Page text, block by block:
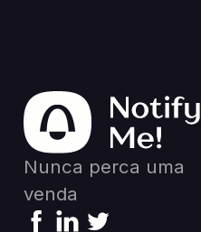
Nunca perca uma
venda